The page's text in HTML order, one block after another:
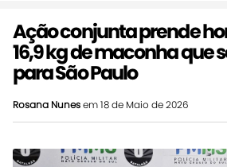
Ação conjunta prende
16,9 kg de maconha que
para São Paulo
Rosana Nunesem 18 de Maio de 2026